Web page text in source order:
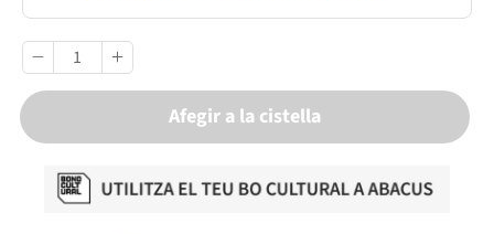
Afegir a la cistella